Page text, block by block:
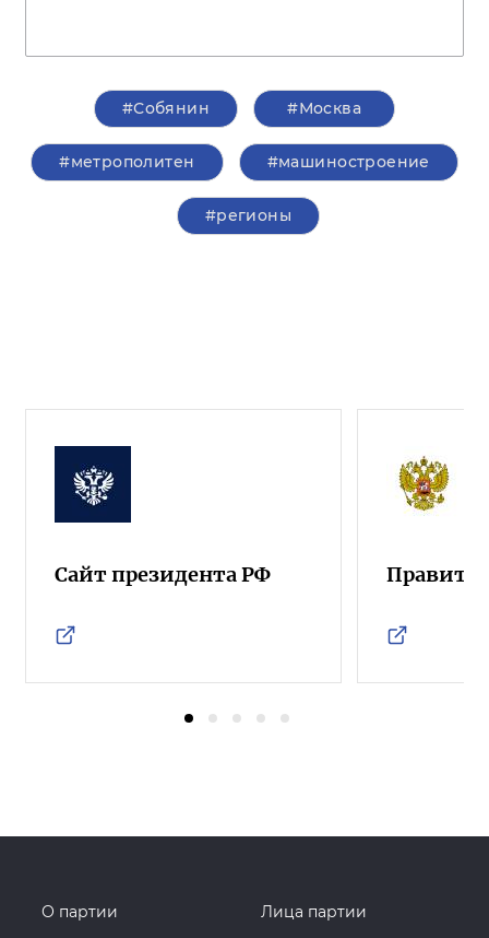
#Собянин #Москва
#метрополитен #машиностроение
#регионы
Сайт президента РФ
О партии
Лица партии